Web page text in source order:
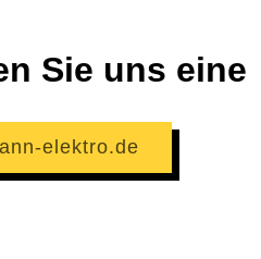
Sie uns eine
elektro.de